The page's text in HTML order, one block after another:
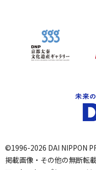
©1996-2026 DAI NIPPON
掲載画像・その他の無断転